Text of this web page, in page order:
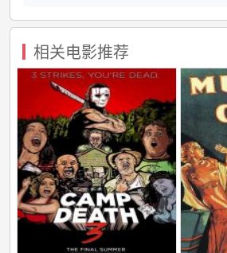
相关电影推荐